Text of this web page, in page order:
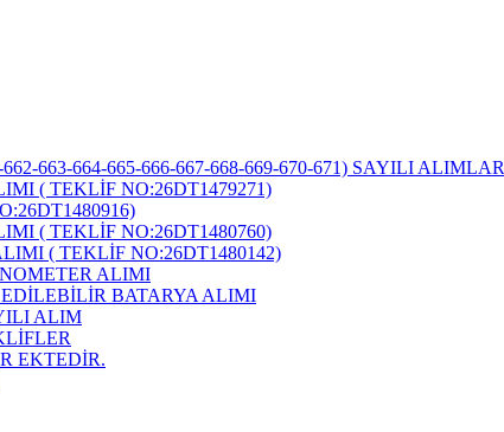
663-664-665-666-667-668-669-670-671) SAYILI ALIMLAR
( TEKLİF NO:26DT1479271)
( TEKLİF NO:26DT1480760)
( TEKLİF NO:26DT1480142)
ALIMI
BATARYA ALIMI
ALIM
EKTEDİR.